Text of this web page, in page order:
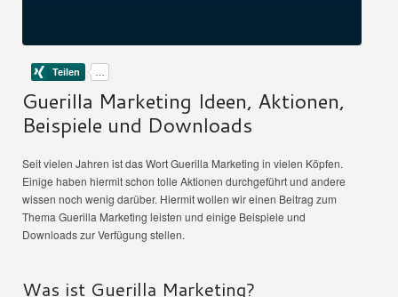
Guerilla Marketing Ideen, Aktionen,
Beispiele und Downloads
Seit vielen Jahren ist das Wort Guerilla Marketing in vielen Köpfen.
Einige haben hiermit schon tolle Aktionen durchgeführt und andere
wissen noch wenig darüber. Hiermit wollen wir einen Beitrag zum
Thema Guerilla Marketing leisten und einige Beispiele und
Downloads zur Verfügung stellen.
Was ist Guerilla Marketing?